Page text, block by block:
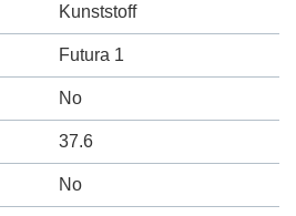
Kunststoff
Futura 1
No
37.6
No